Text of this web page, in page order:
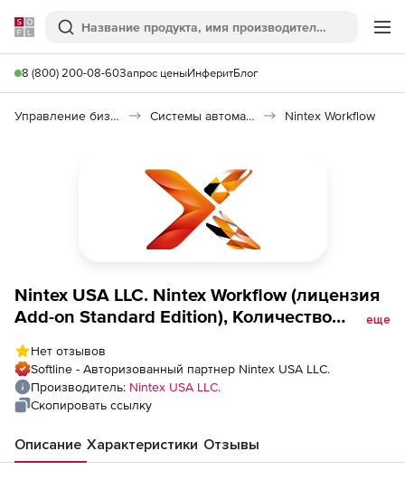
Softline
Поиск
8 (800) 200-08-60Запрос ценыИнферитБлог
Управление бизнесом, CRM/ERP Системы автоматизации Nintex Workflow
Nintex USA LLC. Nintex Workflow (лицензия
Add-on Standard Edition), Количество
еще
Нет отзывов
Softline - Авторизованный партнер Nintex USA LLC.
Производитель: Nintex USA LLC.
Скопировать ссылку
Описание Характеристики Отзывы